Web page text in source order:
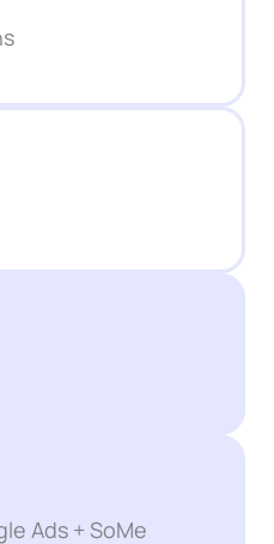
Ads + SoMe